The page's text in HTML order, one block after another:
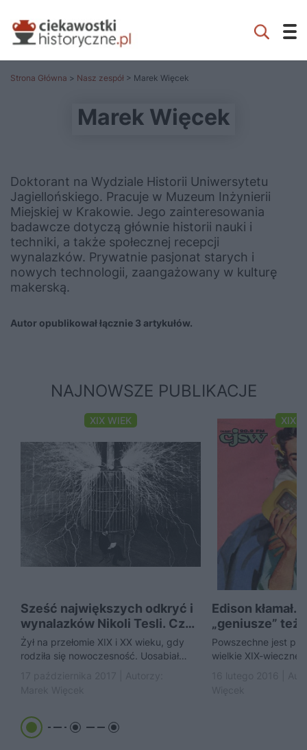
Strona Główna > Nasz zespół > Marek Więcek
Marek Więcek
Doktorant na Wydziale Historii Uniwersytetu
Jagiellońskiego. Pracuje w Muzeum Inżynierii
Miejskiej w Krakowie. Jego zainteresowania
badawcze dotyczą głównie historii nauki i
techniki, a także społecznej recepcji
wynalazków. Prywatnie pasjonat starych i
nowych technologii, zaangażowany w kulturę
makerską.
Autor opublikował łącznie 3 artykułów.
NAJNOWSZE PUBLIKACJE
XIX WIEK
Sześć największych odkryć i
wynalazków Nikoli Tesli. Czy
znałeś je wszystkie?
Żył na przełomie XIX i XX wieku, gdy
rodziła się nowoczesność. Uosabiał
XIX
Edison
„geniusze” też.
Przedstawiamy
zapomnianych
Powszechne jest
wielkie XIX-wieczne